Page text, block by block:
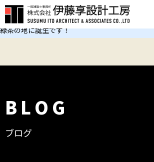
TOP
お知らせ
緑茶の地に誕生です！
BLOG
ブログ